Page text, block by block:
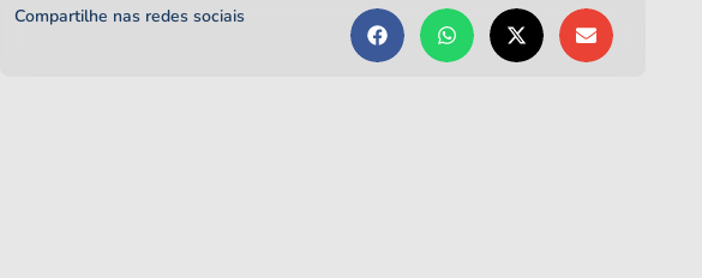
Compartilhe nas redes sociais